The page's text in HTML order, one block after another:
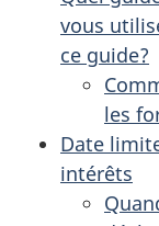
vous
ce guide?
les
Date
intérêts